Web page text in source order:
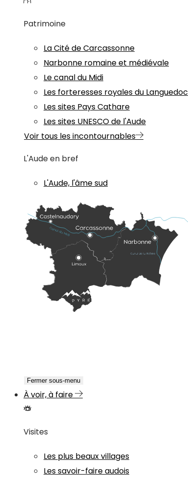
Patrimoine
La Cité de Carcassonne
Narbonne romaine et médiévale
Le canal du Midi
Les forteresses royales du Languedoc
Les sites Pays Cathare
Les sites UNESCO de l'Aude
Voir tous les incontournables
L'Aude en bref
L'Aude, l'âme sud
Fermer sous-menu
À voir, à faire
Visites
Les plus beaux villages
Les savoir-faire audois